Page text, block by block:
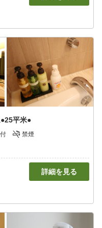
平米●
禁煙
詳細を見る